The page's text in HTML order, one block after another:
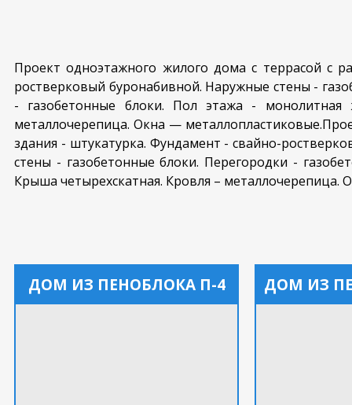
Проект одноэтажного жилого дома с террасой с
ростверковый буронабивной. Наружные стены -
- газобетонные блоки. Пол этажа -
металлочерепица. Окна —
здания - штукатурка. Фундамент - свайно-
стены - газобетонные блоки. Перегородки -
Крыша четырехскатная. Кровля – металлочерепица.
ДОМ ИЗ ПЕНОБЛОКА П-4 ДОМ ИЗ